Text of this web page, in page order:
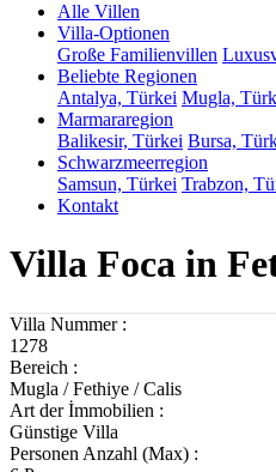
Alle Villen
Villa-Optionen
Große Familienvillen
Beliebte Regionen
Antalya, Türkei Mugla,
Marmararegion
Balikesir, Türkei Bursa,
Schwarzmeerregion
Samsun, Türkei Trabzon,
Kontakt
Villa Foca in
Villa Nummer :
1278
Bereich :
Mugla / Fethiye / Calis
Art der İmmobilien :
Günstige Villa
Personen Anzahl (Max) :